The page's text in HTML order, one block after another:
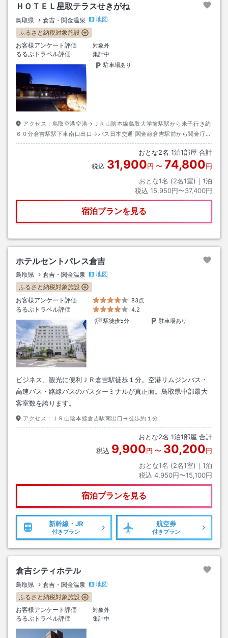
ＨＯＴＥＬ星取テラスせきがね
鳥取県 倉吉・関金温泉
地図
ふるさと納税対象施設
お客様アンケート評価
対象外
るるぶトラベル評価
集計中
駐車場あり
アクセス： 鳥取空港空港→ＪＲ山陰本線鳥取大学前駅駅から米子行き約
６０分倉吉駅駅下車南口出口→バス日本交通 関金線倉吉駅前から関金庁舎
前行行き約４０分関金温泉下車→徒歩約１０分
おとな2名 1泊1部屋 合計
税込 31,900円 〜 74,800円
おとな1名 (2名1室)｜ 1泊
税込 15,950円〜37,400円
宿泊プランを見る
ホテルセントパレス倉吉
鳥取県 倉吉・関金温泉
地図
ふるさと納税対象施設
お客様アンケート評価
83点
るるぶトラベル評価
4.2
駅徒歩5分
駐車場あり
ビジネス、観光に便利ＪＲ倉吉駅徒歩１分。空港リムジンバス・
高速バス・路線バスのバスターミナルが真正面。鳥取県中部最大
客室数を誇ります。
アクセス： ＪＲ山陰本線倉吉駅南出口→徒歩約１分
おとな2名 1泊1部屋 合計
税込 9,900円 〜 30,200円
おとな1名 (2名1室)｜ 1泊
税込 4,950円〜15,100円
宿泊プランを見る
新幹線・JR
付きプラン
航空券
付きプラン
倉吉シティホテル
鳥取県 倉吉・関金温泉
地図
ふるさと納税対象施設
お客様アンケート評価
対象外
るるぶトラベル評価 集計中